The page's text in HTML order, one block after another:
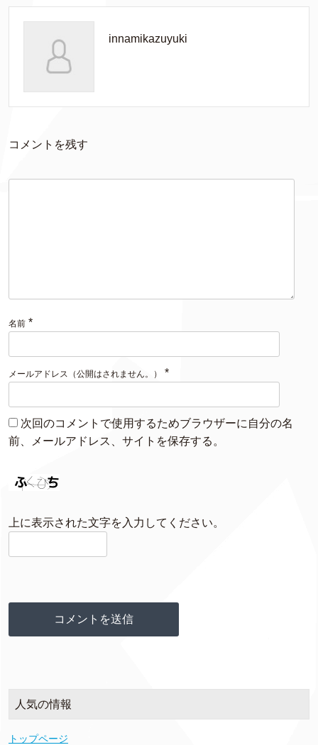
innamikazuyuki
コメントを残す
名前 *
メールアドレス（公開はされません。） *
次回のコメントで使用するためブラウザーに自分の名
前、メールアドレス、サイトを保存する。
上に表示された文字を入力してください。
人気の情報
トップページ